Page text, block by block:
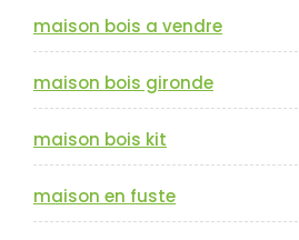
maison bois a vendre
maison bois gironde
maison bois kit
maison en fuste